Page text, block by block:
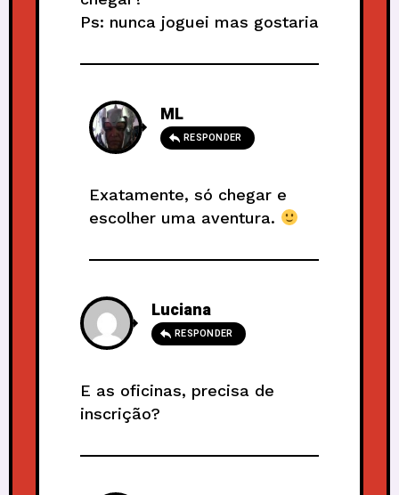
Ps: nunca joguei mas gostaria
ML
RESPONDER
Exatamente, só chegar e
escolher uma aventura.
Luciana
RESPONDER
E as oficinas, precisa de
inscrição?